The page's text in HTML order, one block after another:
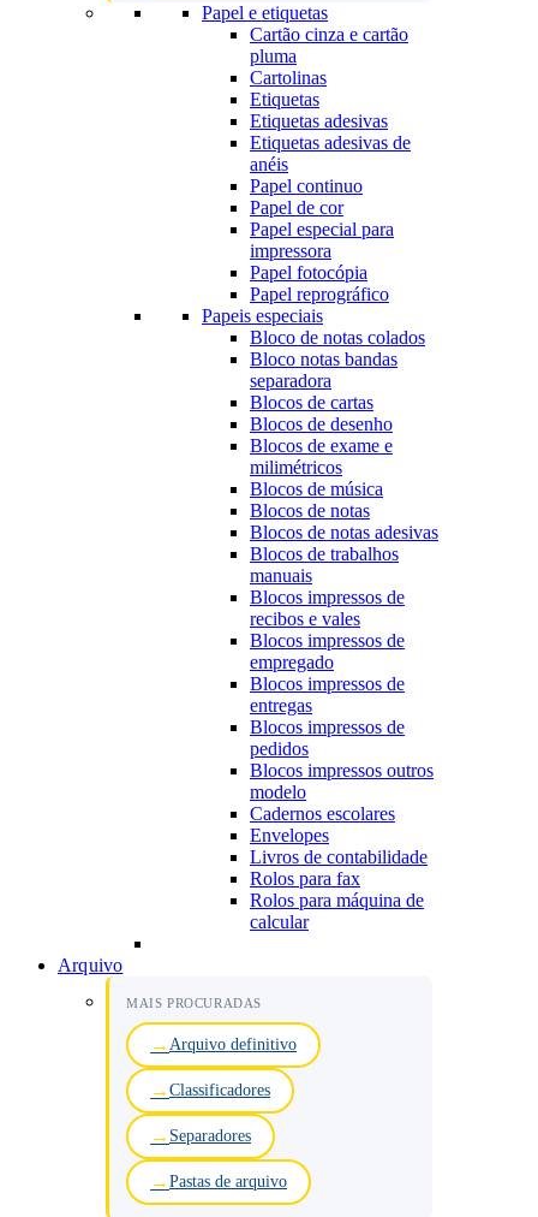
Papel e etiquetas
Cartão cinza e cartão
pluma
Cartolinas
Etiquetas
Etiquetas adesivas
Etiquetas adesivas de
anéis
Papel continuo
Papel de cor
Papel especial para
impressora
Papel fotocópia
Papel reprográfico
Papeis especiais
Bloco de notas colados
Bloco notas bandas
separadora
Blocos de cartas
Blocos de desenho
Blocos de exame e
milimétricos
Blocos de música
Blocos de notas
Blocos de notas adesivas
Blocos de trabalhos
manuais
Blocos impressos de
recibos e vales
Blocos impressos de
empregado
Blocos impressos de
entregas
Blocos impressos de
pedidos
Blocos impressos outros
modelo
Cadernos escolares
Envelopes
Livros de contabilidade
Rolos para fax
Rolos para máquina de
calcular
Arquivo
MAIS PROCURADAS
Arquivo definitivo
Classificadores
Separadores
Pastas de arquivo